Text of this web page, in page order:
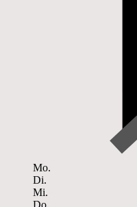
Mo.
Di.
Mi.